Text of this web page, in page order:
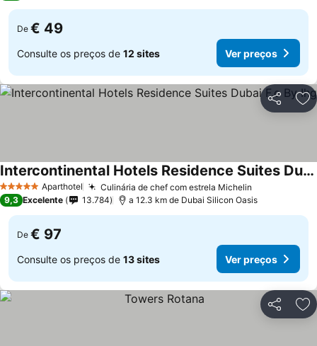
De € 49
Consulte os preços de 12 sites Ver preços
Partilhar
5 Estrelas Aparthotel Culinária de chef com estrela Michelin
Intercontinental Hotels Residence Suites Dubai F.c By Ihg
Ver preços
9,3 Excelente 13.784 a 12.3 km de Dubai Silicon Oasis
De € 97
Consulte os preços de 13 sites Ver preços
Partilhar